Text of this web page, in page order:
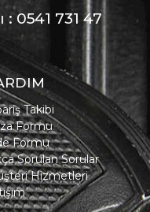
0541 731 47
Takibi
Formu
Formu
Sorulan Sorular
Hizmetleri